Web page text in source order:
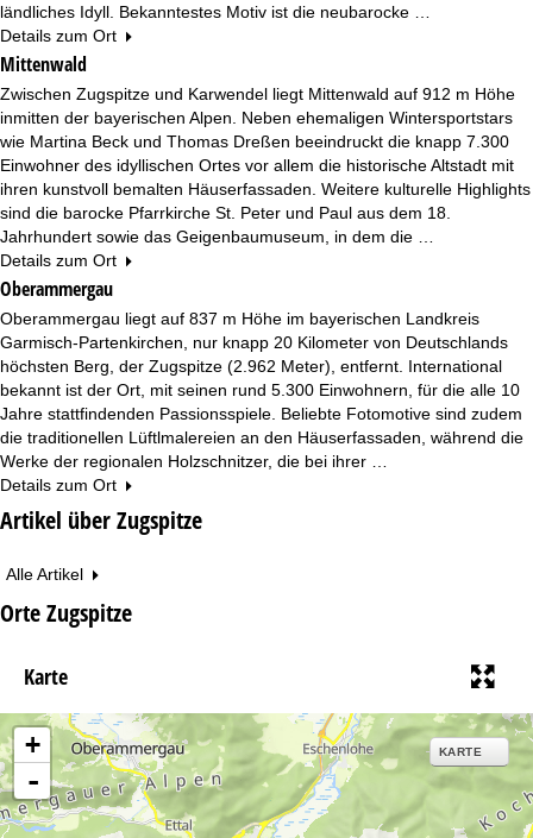
ländliches Idyll. Bekanntestes Motiv ist die neubarocke …
Details zum Ort
Mittenwald
Zwischen Zugspitze und Karwendel liegt Mittenwald auf 912 m Höhe
inmitten der bayerischen Alpen. Neben ehemaligen Wintersportstars
wie Martina Beck und Thomas Dreßen beeindruckt die knapp 7.300
Einwohner des idyllischen Ortes vor allem die historische Altstadt mit
ihren kunstvoll bemalten Häuserfassaden. Weitere kulturelle Highlights
sind die barocke Pfarrkirche St. Peter und Paul aus dem 18.
Jahrhundert sowie das Geigenbaumuseum, in dem die …
Details zum Ort
Oberammergau
Oberammergau liegt auf 837 m Höhe im bayerischen Landkreis
Garmisch-Partenkirchen, nur knapp 20 Kilometer von Deutschlands
höchsten Berg, der Zugspitze (2.962 Meter), entfernt. International
bekannt ist der Ort, mit seinen rund 5.300 Einwohnern, für die alle 10
Jahre stattfindenden Passionsspiele. Beliebte Fotomotive sind zudem
die traditionellen Lüftlmalereien an den Häuserfassaden, während die
Werke der regionalen Holzschnitzer, die bei ihrer …
Details zum Ort
Artikel über Zugspitze
Alle Artikel
Orte Zugspitze
Karte
+
-
KARTE